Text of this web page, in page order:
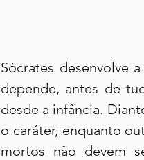
Sócrates desenvolve
depende, antes de
desde a infância.
o caráter, enquanto
mortos não devem